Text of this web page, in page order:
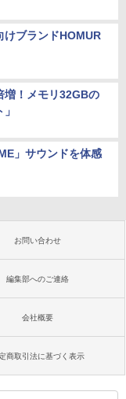
けブランドHOMUR
増！メモリ32GBの
」サウンドを体感
お問い合わせ
編集部へのご連絡
会社概要
商取引法に基づく表示